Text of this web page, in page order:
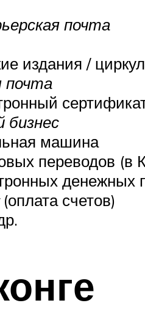
почта
издания /
почта
бизнес
машина
переводов (в
денежных
счетов)